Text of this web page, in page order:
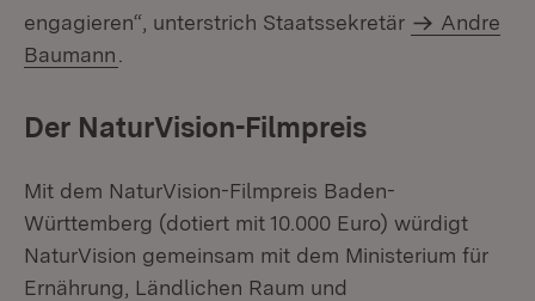
engagieren“, unterstrich Staatssekretär
Andre
Baumann
Der NaturVision-Filmpreis
Mit dem NaturVision-Filmpreis Baden-
Württemberg (dotiert mit 10.000 Euro) würdigt
NaturVision gemeinsam mit dem Ministerium für
Ernährung, Ländlichen Raum und